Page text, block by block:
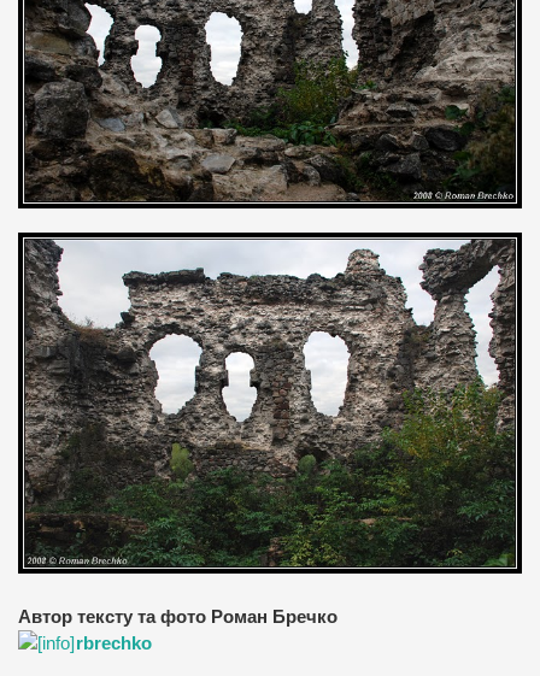
Автор тексту та фото Роман Бречко
rbrechko